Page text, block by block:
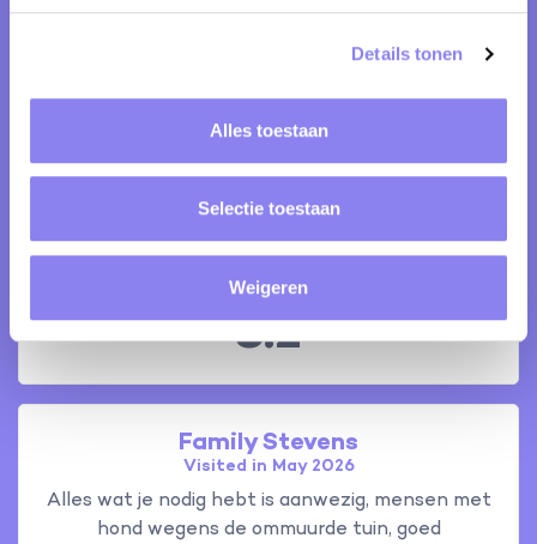
Details tonen
Alles toestaan
Selectie toestaan
Weigeren
Family Inslegers
Visited in June 2026
Zeer rustige ligging, wel gelegen in een weliswaar
mooi dorpje, maar zonder iets (geen kruidenier of
terrasje)
8.2
Family Stevens
Visited in May 2026
Alles wat je nodig hebt is aanwezig, mensen met
hond wegens de ommuurde tuin, goed